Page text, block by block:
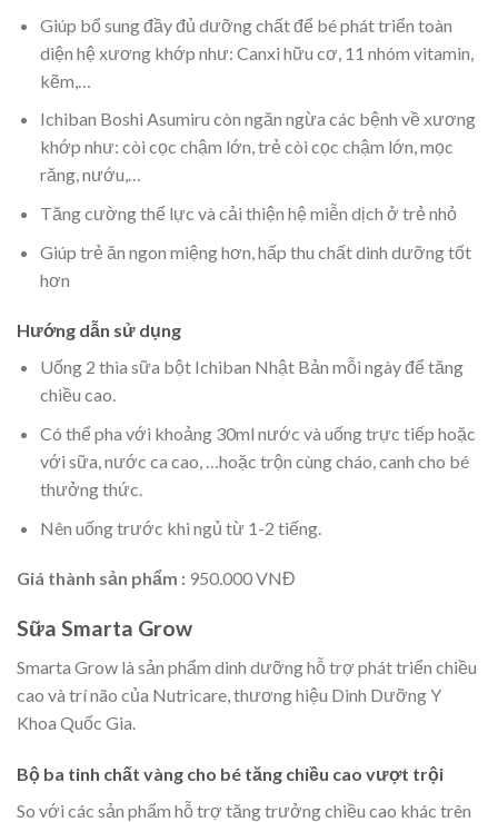
Giúp bổ sung đầy đủ dưỡng chất để bé phát triển toàn
diện hệ xương khớp như: Canxi hữu cơ, 11 nhóm vitamin,
kẽm,…
Ichiban Boshi Asumiru còn ngăn ngừa các bệnh về xương
khớp như: còi cọc chậm lớn, trẻ còi cọc chậm lớn, mọc
răng, nướu,…
Tăng cường thể lực và cải thiện hệ miễn dịch ở trẻ nhỏ
Giúp trẻ ăn ngon miệng hơn, hấp thu chất dinh dưỡng tốt
hơn
Hướng dẫn sử dụng
Uống 2 thìa sữa bột Ichiban Nhật Bản mỗi ngày để tăng
chiều cao.
Có thể pha với khoảng 30ml nước và uống trực tiếp hoặc
với sữa, nước ca cao, …hoặc trộn cùng cháo, canh cho bé
thưởng thức.
Nên uống trước khi ngủ từ 1-2 tiếng.
Giá thành sản phẩm : 950.000 VNĐ
Sữa Smarta Grow
Smarta Grow là sản phẩm dinh dưỡng hỗ trợ phát triển chiều
cao và trí não của Nutricare, thương hiệu Dinh Dưỡng Y
Khoa Quốc Gia.
Bộ ba tinh chất vàng cho bé tăng chiều cao vượt trội
So với các sản phẩm hỗ trợ tăng trưởng chiều cao khác trên